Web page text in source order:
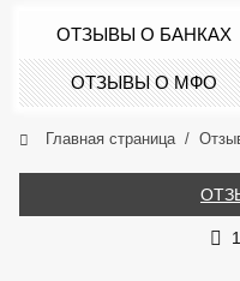
ОТЗЫВЫ О БАНКАХ
ОТЗЫВЫ О МФО
Главная страница